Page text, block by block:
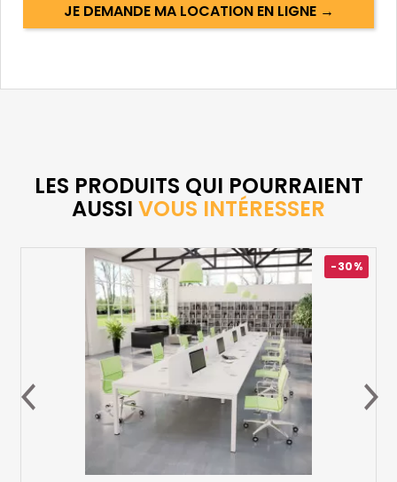
JE DEMANDE MA LOCATION EN LIGNE →
LES PRODUITS QUI POURRAIENT
AUSSI VOUS INTÉRESSER
-30%